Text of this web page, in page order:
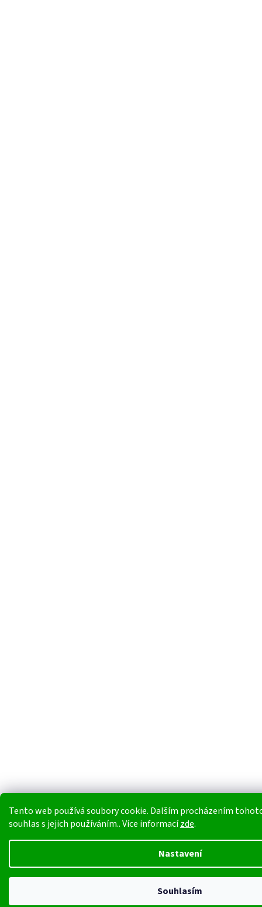
Tento web používá soubory cookie. Dalším procházením
souhlas s jejich používáním.. Více informacízde.
Nastavení
Souhlasím